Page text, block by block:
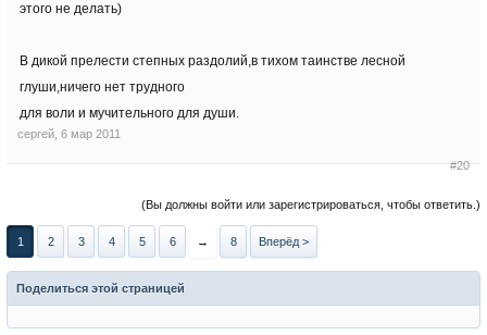
этого не делать)
В дикой прелести степных раздолий,в тихом таинстве лесной
глуши,ничего нет трудного
для воли и мучительного для души.
сергей 6 мар 2011
#20
(Вы должны войти или зарегистрироваться, чтобы ответить.)
1 2 3 4 5 6 → 8 Вперёд >
Поделиться этой страницей